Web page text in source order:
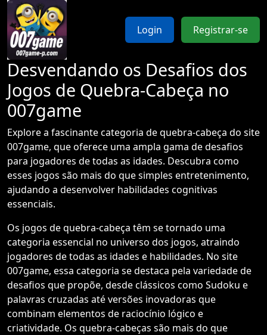
Login Registrar-se
Desvendando os Desafios dos
Jogos de Quebra-Cabeça no
007game
Explore a fascinante categoria de quebra-cabeça do site
007game, que oferece uma ampla gama de desafios
para jogadores de todas as idades. Descubra como
esses jogos são mais do que simples entretenimento,
ajudando a desenvolver habilidades cognitivas
essenciais.
Os jogos de quebra-cabeça têm se tornado uma
categoria essencial no universo dos jogos, atraindo
jogadores de todas as idades e habilidades. No site
007game, essa categoria se destaca pela variedade de
desafios que propõe, desde clássicos como Sudoku e
palavras cruzadas até versões inovadoras que
combinam elementos de raciocínio lógico e
criatividade. Os quebra-cabeças são mais do que